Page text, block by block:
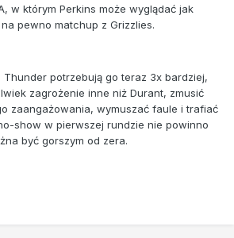
w którym Perkins może wyglądać jak
pewno matchup z Grizzlies.
potrzebują go teraz 3x bardziej,
zagrożenie inne niż Durant, zmusić
zaangażowania, wymuszać faule i trafiać
show w pierwszej rundzie nie powinno
być gorszym od zera.